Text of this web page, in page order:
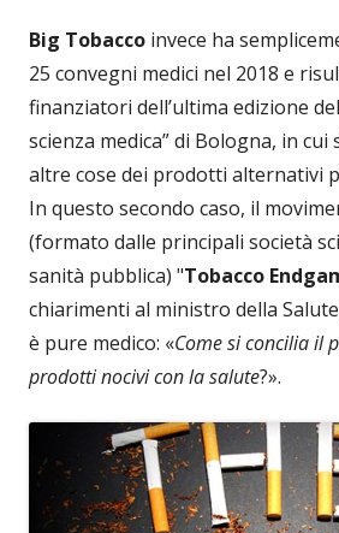
Big Tobacco invece ha
25 convegni medici nel 2018 e
finanziatori dell’ultima edizione
scienza medica” di Bologna, in cui
altre cose dei prodotti alternativi
In questo secondo caso, il
(formato dalle principali società
sanità pubblica) "Tobacco
chiarimenti al ministro della
è pure medico: «Come si concilia il
prodotti nocivi con la salute?».